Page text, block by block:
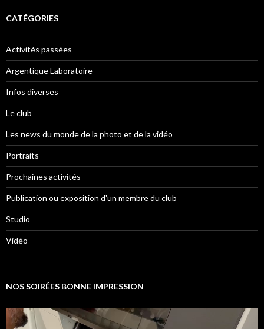
CATÉGORIES
Activités passées
Argentique Laboratoire
Infos diverses
Le club
Les news du monde de la photo et de la vidéo
Portraits
Prochaines activités
Publication ou exposition d'un membre du club
Studio
Vidéo
NOS SOIRÉES BONNE IMPRESSION
Lecteur
vidéo